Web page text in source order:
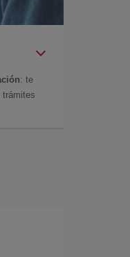
: te
trámites